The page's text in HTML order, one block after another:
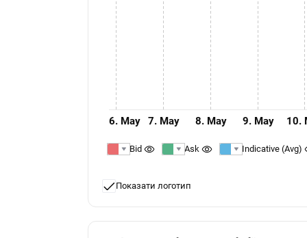
6. May 7. May 8. May 9. May 10.
Bid Ask Indicative (Avg)
Показати логотип